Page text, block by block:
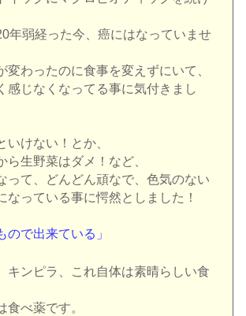
年弱経った今、癌にはなっていませ
変わったのに食事を変えずにいて、
感じなくなってる事に気付きまし
いけない！とか、
ら生野菜はダメ！ など、
って、どんどん頑なで、色気のない
なっている事に愕然としました！
ので出来ている」
キンピラ、これ自体は素晴らしい食
食べ薬です。